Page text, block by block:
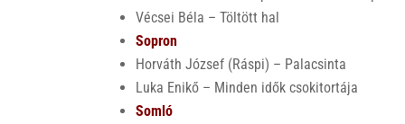
Vécsei Béla – Töltött hal
Sopron
Horváth József (Ráspi) – Palacsinta
Luka Enikő – Minden idők csokitortája
Somló